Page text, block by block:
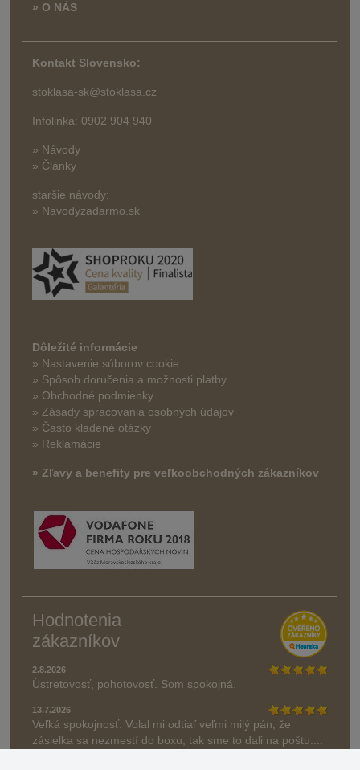
» O NÁS
Kontakt Slovensko:
stoklasa-sk@stoklasa.cz
Infolinka: 0902 904 940
» Návody
» Články
staršie návody:
» Navodyzadarmo.sk
Dôležité informácie
» Nastavenie súborov cookie
» Spôsob doručenia a možnosti platby
» Obchodné podmienky
» Zásady spracovania osobných údajov
» Často kladené otázky
» Reklamácie
» Zľavy a benefity pre veľkoobchodných zákazníkov
Hodnotenia
zákazníkov
2.8.2026
Ústretovosť, pohotovosť. Som spokojná.
13.7.2026
Veľká spokojnosť. Volal mi odtiaľ veľmi milý pán, že
zásielka sa nezmestí do boxu, tak sme to dali na poštu....